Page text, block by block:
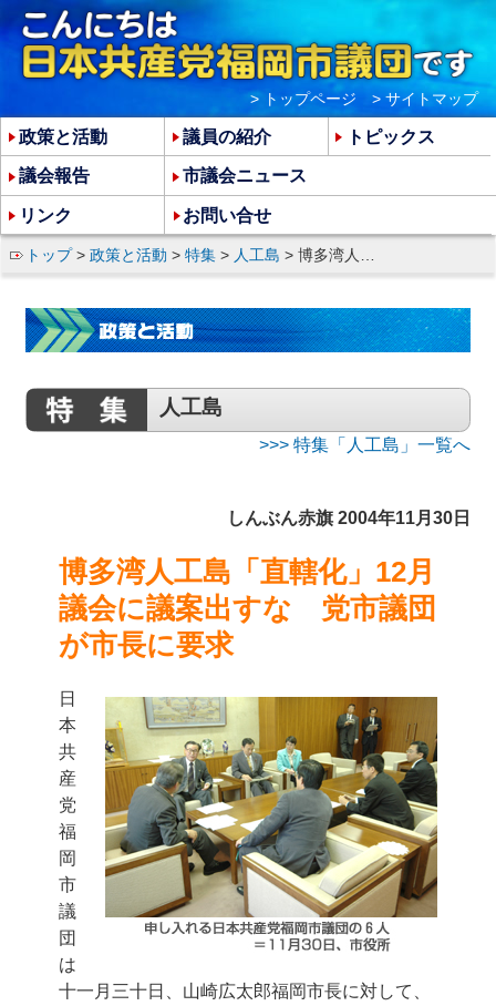
トップ> 政策と活動 > 特集 > 人工島 > 博多湾人工島「直轄化」12月議会に議案出すな
人工島
>>> 特集「人工島」一覧へ
しんぶん赤旗 2004年11月30日
博多湾人工島「直轄化」 12月
議会に議案出すな 党市議団
が市長に要求
日
本
共
産
党
福
岡
市
議
団
は
十一月三十日、山崎広太郎福岡市長に対して、
政策と活動 議員の紹介 トピックス
議会報告 市議会ニュース
リンク お問い合せ
> トップページ > サイトマップ